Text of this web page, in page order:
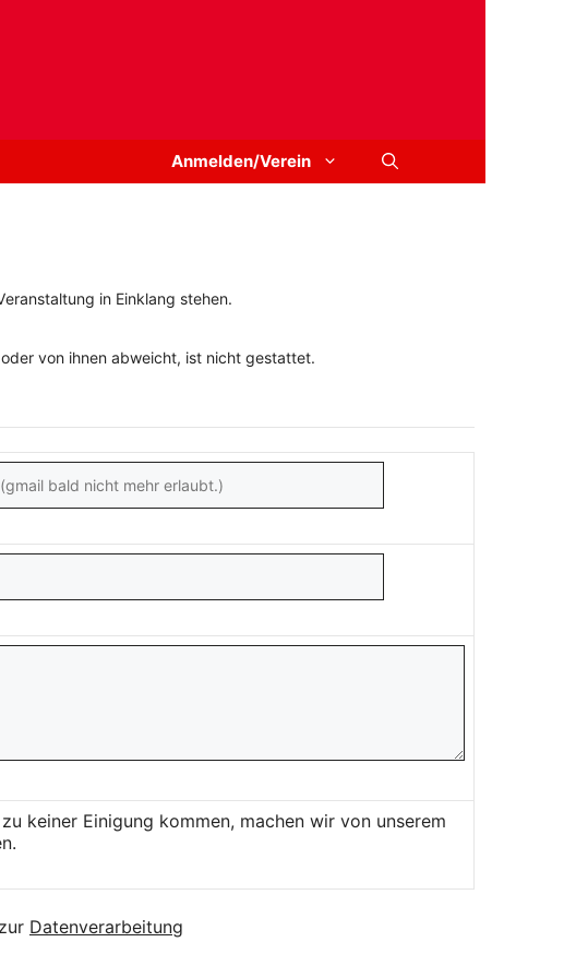
Anmelden/Verein
in Einklang stehen.
von ihnen abweicht, ist nicht gestattet.
keiner Einigung kommen, machen wir von unserem
Datenverarbeitung